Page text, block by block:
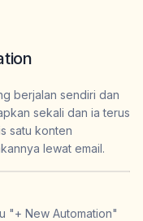
berjalan sendiri dan
sekali dan ia terus
satu konten
lewat email.
"+ New Automation"